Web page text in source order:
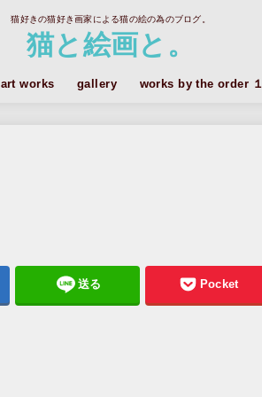
猫好きの猫好き画家による猫の絵の為のブログ。
猫と絵画と。
art works gallery works by the order １
送る Pocket